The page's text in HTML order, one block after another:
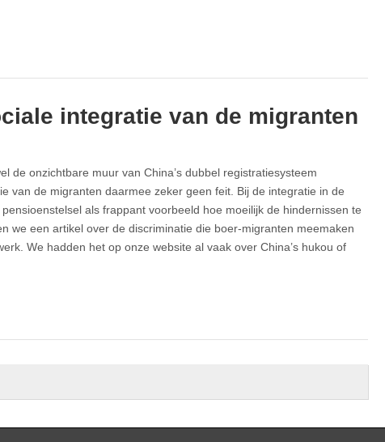
integratie van de migranten
de onzichtbare muur van China’s dubbel registratiesysteem
van de migranten daarmee zeker geen feit. Bij de integratie in de
als frappant voorbeeld hoe moeilijk de hindernissen te
we een artikel over de discriminatie die boer-migranten meemaken
We hadden het op onze website al vaak over China’s hukou of